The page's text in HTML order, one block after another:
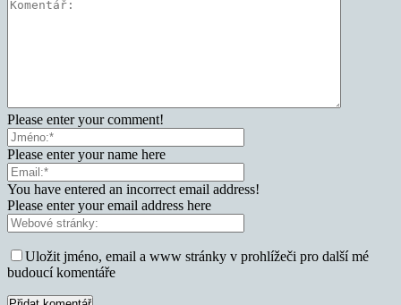
Please enter your comment!
Please enter your name here
You have entered an incorrect email address!
Please enter your email address here
Uložit jméno, email a www stránky v prohlížeči pro další mé
budoucí komentáře